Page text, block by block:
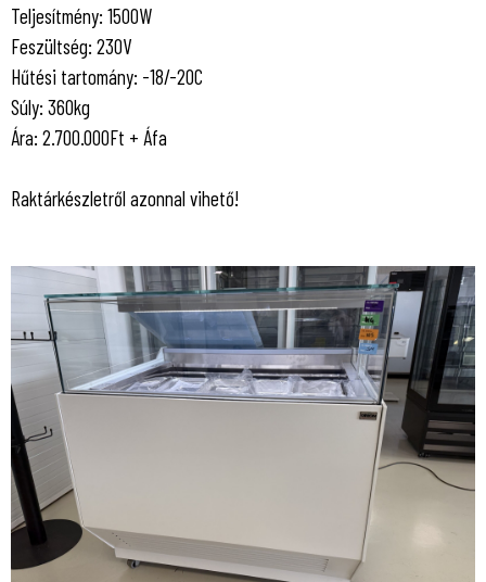
Teljesítmény: 1500W
Feszültség: 230V
Hűtési tartomány: -18/-20C
Súly: 360kg
Ára: 2.700.000Ft + Áfa
Raktárkészletről azonnal vihető!